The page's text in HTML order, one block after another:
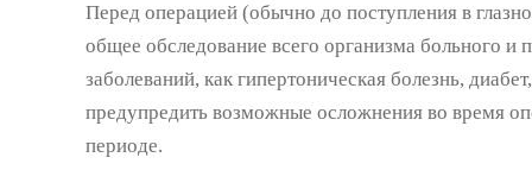
Перед операцией (обычно до поступления в
общее обследование всего организма больного и
заболеваний, как гипертоническая болезнь,
предупредить возможные осложнения во время
периоде.